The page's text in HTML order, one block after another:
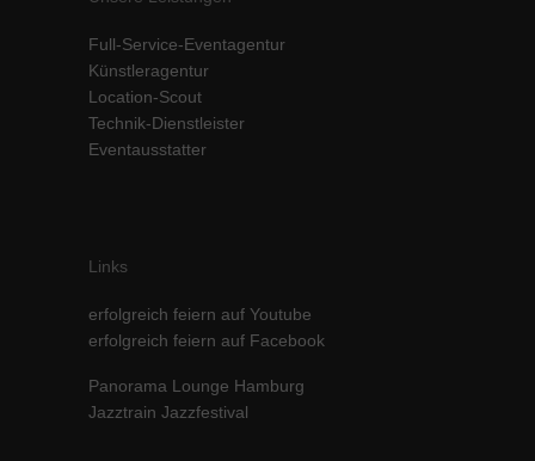
Full-Service-Eventagentur
Künstleragentur
Location-Scout
Technik-Dienstleister
Eventausstatter
Links
erfolgreich feiern auf Youtube
erfolgreich feiern auf Facebook
Panorama Lounge Hamburg
Jazztrain Jazzfestival
standardmäßig blockiert. Wenn Cookies von externen Medien akzeptiert
werden, bedarf der Zugriff auf diese Inhalte keiner manuellen Einwilligung
Cookie-Informationen anzeigen
powered by Borlabs Cookie